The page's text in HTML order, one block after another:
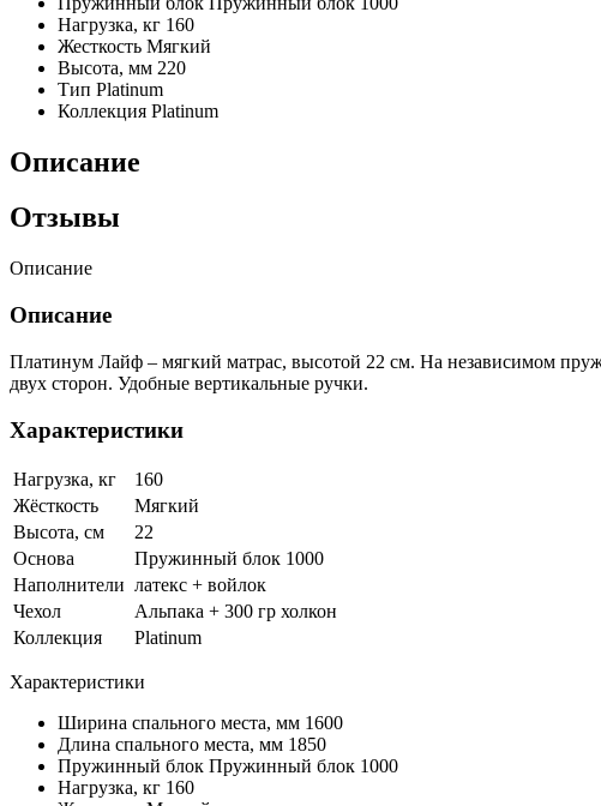
Нагрузка, кг 160
Жесткость Мягкий
Высота, мм 220
Тип Platinum
Коллекция Platinum
Описание
Отзывы
Описание
Описание
Платинум Лайф – мягкий матрас, высотой 22 см. На независимом
двух сторон. Удобные вертикальные ручки.
Характеристики
Нагрузка, кг
160
Жёсткость
Мягкий
Высота, см
22
Основа
Пружинный блок 1000
Наполнители латекс + войлок
Чехол
Альпака + 300 гр холкон
Коллекция
Platinum
Характеристики
Ширина спального места, мм 1600
Длина спального места, мм 1850
Пружинный блок Пружинный блок 1000
Нагрузка, кг 160